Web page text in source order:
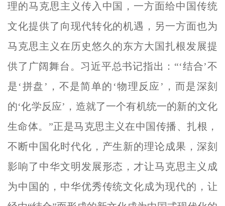
理的马克思主义传入中国，一方面给中国传统
文化提供了向现代转化的机遇，另一方面也为
马克思主义在历史悠久的东方大国扎根发展提
供了广阔舞台。习近平总书记指出：“‘结合’不
是‘拼盘’，不是简单的‘物理反应’，而是深刻
的‘化学反应’，造就了一个有机统一的新的文化
生命体。”正是马克思主义在中国传播、扎根，
不断中国化时代化，产生新的理论成果，深刻
影响了中华文明发展形态，才让马克思主义成
为中国的，中华优秀传统文化成为现代的，让